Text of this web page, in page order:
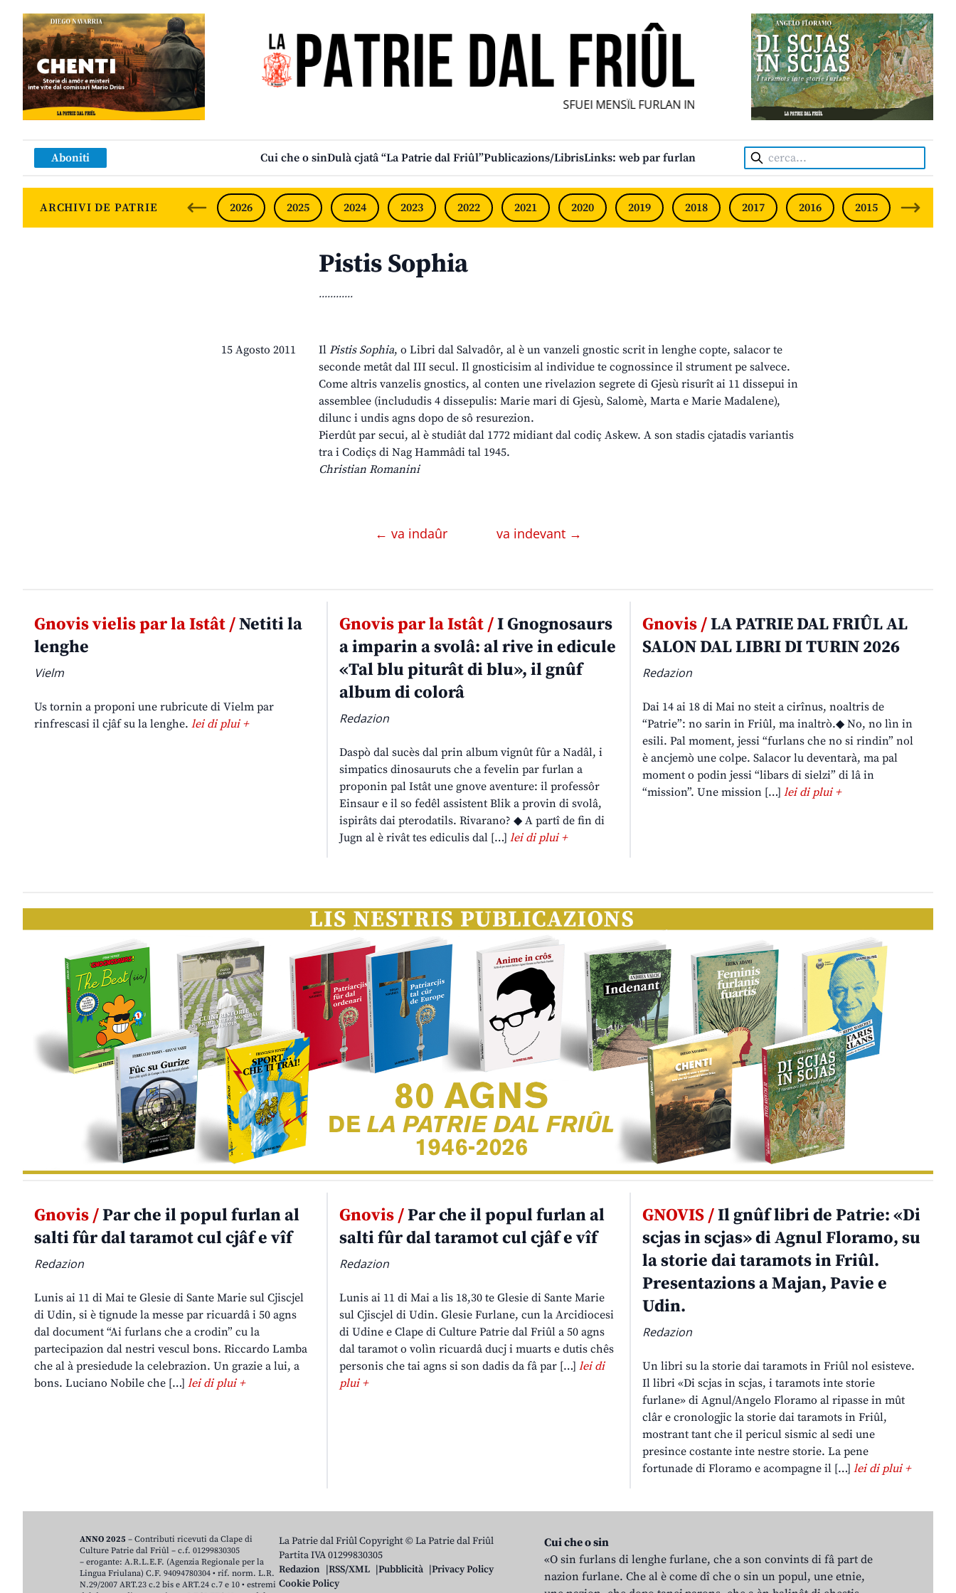
SFUEI MENSÎL FURLAN INDIPENDENT • INDEPENDENT FRIULIAN MONTHLY
Aboniti Cui che o sinDulà cjatâ “La Patrie dal Friûl”Publicazions/LibrisLinks: web par furlan Cerca:
ARCHIVI DE PATRIE 2026 2025 2024 2023 2022 2021 2020 2019 2018 2017 2016 2015 2014
Pistis Sophia
............
15 Agosto 2011 Il Pistis Sophia, o Libri dal Salvadôr, al è un vanzeli gnostic scrit in lenghe copte, salacor te
seconde metât dal III secul. Il gnosticisim al individue te cognossince il strument pe salvece.
Come altris vanzelis gnostics, al conten une rivelazion segrete di Gjesù risurît ai 11 dissepui in
assemblee (includudis 4 dissepulis: Marie mari di Gjesù, Salomè, Marta e Marie Madalene),
dilunc i undis agns dopo de sô resurezion.
Pierdût par secui, al è studiât dal 1772 midiant dal codiç Askew. A son stadis cjatadis variantis
tra i Codiçs di Nag Hammâdi tal 1945.
Christian Romanini
← va indaûr va indevant →
Gnovis vielis par la Istât /Netiti la
lenghe
Vielm
Us tornin a proponi une rubricute di Vielm par
rinfrescasi il cjâf su la lenghe. lei di plui +
Gnovis par la Istât /I Gnognosaurs
a imparin a svolâ: al rive in edicule
«Tal blu piturât di blu», il gnûf
album di colorâ
Redazion
Daspò dal sucès dal prin album vignût fûr a Nadâl, i
simpatics dinosauruts che a fevelin par furlan a
proponin pal Istât une gnove aventure: il professôr
Einsaur e il so fedêl assistent Blik a provin di svolâ,
ispirâts dai pterodatils. Rivarano? ◆ A partî de fin di
Jugn al è rivât tes ediculis dal […] lei di plui +
Gnovis /LA PATRIE DAL FRIÛL AL
SALON DAL LIBRI DI TURIN 2026
Redazion
Dai 14 ai 18 di Mai no steit a cirînus, noaltris de
“Patrie”: no sarin in Friûl, ma inaltrò.◆ No, no lìn in
esili. Pal moment, jessi “furlans che no si rindin” nol
è ancjemò une colpe. Salacor lu deventarà, ma pal
moment o podin jessi “libars di sielzi” di lâ in
“mission”. Une mission […]lei di plui +
Gnovis /Par che il popul furlan al
salti fûr dal taramot cul cjâf e vîf
Redazion
Lunis ai 11 di Mai te Glesie di Sante Marie sul Cjiscjel
di Udin, si è tignude la messe par ricuardâ i 50 agns
dal document “Ai furlans che a crodin” cu la
partecipazion dal nestri vescul bons. Riccardo Lamba
che al à presiedude la celebrazion. Un grazie a lui, a
bons. Luciano Nobile che […] lei di plui +
Gnovis /Par che il popul furlan al
salti fûr dal taramot cul cjâf e vîf
Redazion
Lunis ai 11 di Mai a lis 18,30 te Glesie di Sante Marie
sul Cjiscjel di Udin. Glesie Furlane, cun la Arcidiocesi
di Udine e Clape di Culture Patrie dal Friûl a 50 agns
dal taramot o volìn ricuardâ ducj i muarts e dutis chês
personis che tai agns si son dadis da fâ par […] lei di
plui +
GNOVIS /Il gnûf libri de Patrie: «Di
scjas in scjas» di Agnul Floramo, su
la storie dai taramots in Friûl.
Presentazions a Majan, Pavie e
Udin.
Redazion
Un libri su la storie dai taramots in Friûl nol esisteve.
Il libri «Di scjas in scjas, i taramots inte storie
furlane» di Agnul/Angelo Floramo al ripasse in mût
clâr e cronologjic la storie dai taramots in Friûl,
mostrant tant che il pericul sismic al sedi une
presince costante inte nestre storie. La pene
fortunade di Floramo e acompagne il […]lei di plui +
La Patrie dal Friûl Copyright © La Patrie dal Friûl
Partita IVA 01299830305
Redazion
RSS/XML Pubblicità
Privacy Policy
Cookie Policy
Cui che o sin
«O sin furlans di lenghe furlane, che a son convints di fâ part de
nazion furlane. Che al è come dî che o sin un popul, une etnie,
ANNO 2025 – Contributi ricevuti da Clape di
Culture Patrie dal Friûl – c.f. 01299830305
– erogante: A.R.L.E.F. (Agenzia Regionale per la
Lingua Friulana) C.F. 94094780304 • rif. norm. L.R.
N.29/2007 ART.23 c.2 bis e ART.24 c.7 e 10 • estremi